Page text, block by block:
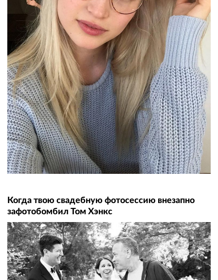
Когда твою свадебную фотосессию внезапно
зафотобомбил Том Хэнкс